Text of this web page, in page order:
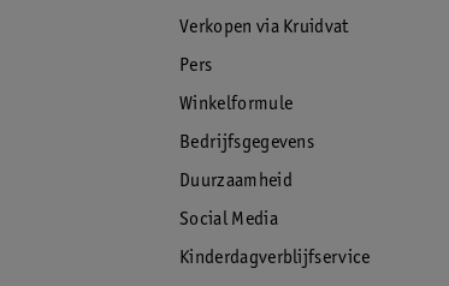
Verkopen via Kruidvat
Pers
Winkelformule
Bedrijfsgegevens
Duurzaamheid
Social Media
Kinderdagverblijfservice